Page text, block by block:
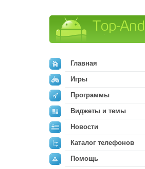
Главная
Игры
Программы
Виджеты и темы
Новости
Каталог телефонов
Помощь